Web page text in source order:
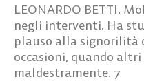
LEONARDO BETTI.
negli interventi. Ha
plauso alla signorilità
occasioni, quando
maldestramente. 7